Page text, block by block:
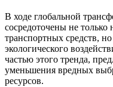
В ходе глобальной
сосредоточены не
транспортных средств,
экологического
частью этого тренда,
уменьшения вредных
ресурсов.